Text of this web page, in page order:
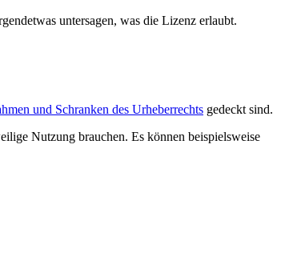
untersagen, was die Lizenz erlaubt.
und Schranken des Urheberrechts gedeckt sind.
Nutzung brauchen. Es können beispielsweise